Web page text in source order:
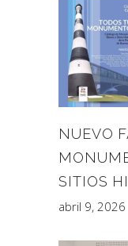
NUEVO
SITIOS
abril 9, 2026